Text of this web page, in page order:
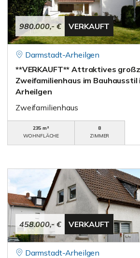
980.000,- € VERKAUFT
Darmstadt-Arheilgen
**VERKAUFT** Attraktives
Zweifamilienhaus im
Arheilgen
Zweifamilienhaus
235 m²
WOHNFLÄCHE
8
ZIMMER
458.000,- € VERKAUFT
Darmstadt-Arheilgen